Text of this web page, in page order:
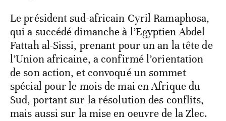
Le président sud-africain Cyril Ramaphosa,
qui a succédé dimanche à l’Egyptien Abdel
Fattah al-Sissi, prenant pour un an la tête de
l’Union africaine, a confirmé l’orientation
de son action, et convoqué un sommet
spécial pour le mois de mai en Afrique du
Sud, portant sur la résolution des conflits,
mais aussi sur la mise en oeuvre de la Zlec.